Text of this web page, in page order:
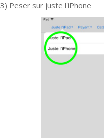
3) Peser sur juste l'iPhone